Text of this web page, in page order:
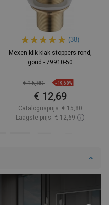
(38)
Mexen klik-klak stoppers rond,
goud - 79910-50
€ 15,80 -19,68%
€ 12,69
Catalogusprijs: € 15,80
Laagste prijs: € 12,69